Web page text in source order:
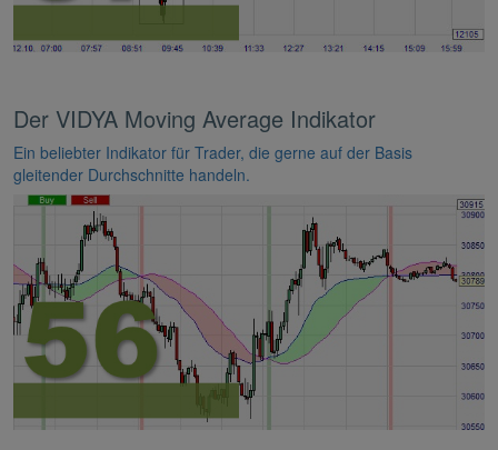
Der VIDYA Moving Average Indikator
Ein beliebter Indikator für Trader, die gerne auf der Basis
gleitender Durchschnitte handeln.